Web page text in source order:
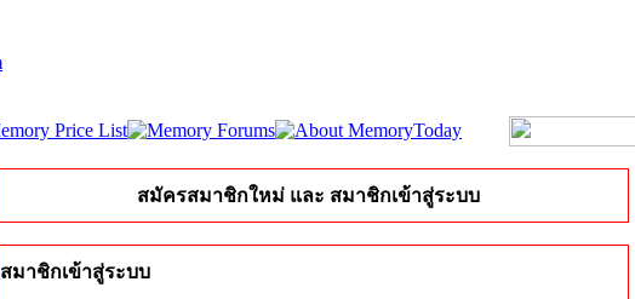
สมัครสมาชิกใหม่ และ สมาชิกเข้าสู่ระบบ
สมาชิกเข้าสู่ระบบ